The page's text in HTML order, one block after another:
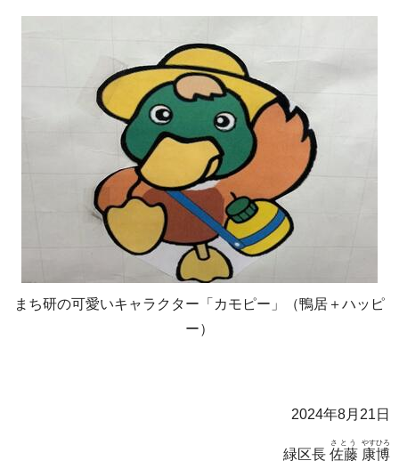
まち研の可愛いキャラクター「カモピー」（鴨居＋ハッピ
ー）
2024年8月21日
緑区長 佐藤
さとう
康博
やすひろ